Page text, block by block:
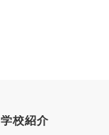
学校紹介